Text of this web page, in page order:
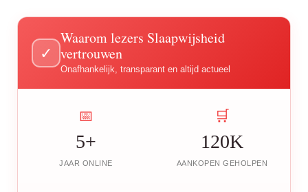
✓
Waarom lezers Slaapwijsheid
vertrouwen
Onafhankelijk, transparant en altijd actueel
📅
5+
JAAR ONLINE
🛒
120K
AANKOPEN GEHOLPEN